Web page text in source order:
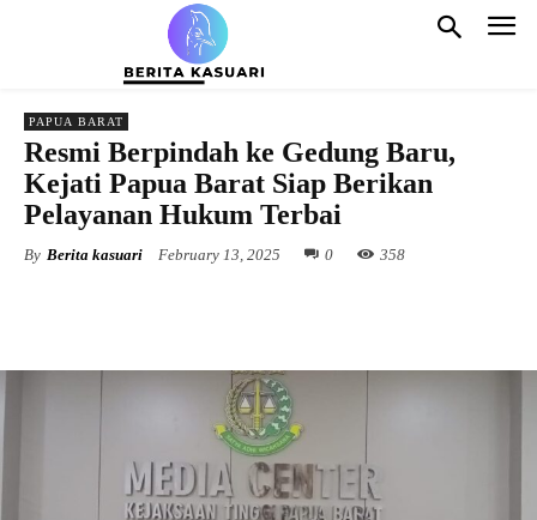
PAPUA BARAT
Resmi Berpindah ke Gedung Baru,
Kejati Papua Barat Siap Berikan
Pelayanan Hukum Terbai
By Berita kasuari February 13, 2025 0 358